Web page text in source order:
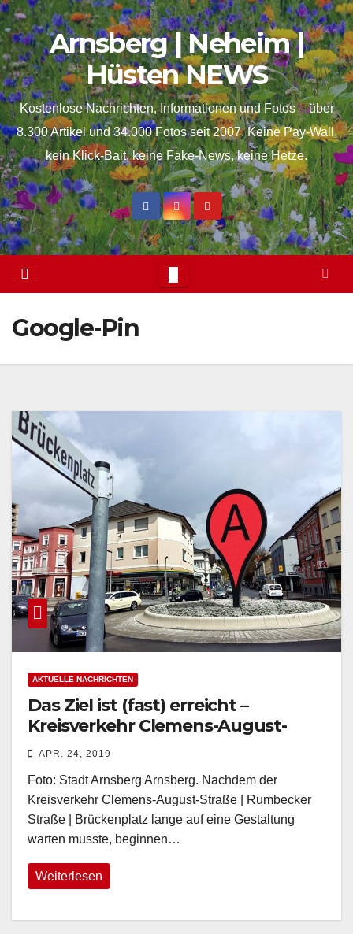
springen
Skip
to
content
Arnsberg | Neheim |
Hüsten NEWS
Kostenlose Nachrichten, Informationen und Fotos – über
8.300 Artikel und 34.000 Fotos seit 2007. Keine Pay-Wall,
kein Klick-Bait, keine Fake-News, keine Hetze.
Google-Pin
AKTUELLE NACHRICHTEN
Das Ziel ist (fast) erreicht –
Kreisverkehr Clemens-August-
Straße
APR. 24, 2019
Foto: Stadt Arnsberg Arnsberg. Nachdem der
Kreisverkehr Clemens-August-Straße | Rumbecker
Straße | Brückenplatz lange auf eine Gestaltung
warten musste, beginnen…
Weiterlesen